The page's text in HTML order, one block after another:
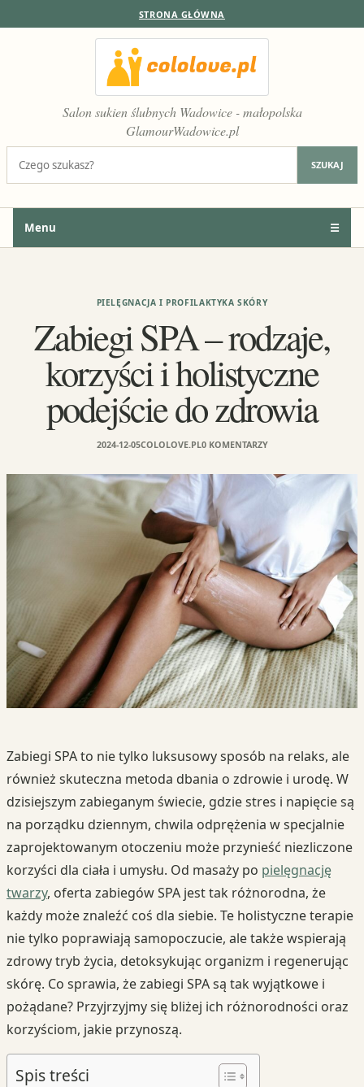
STRONA GŁÓWNA
Salon sukien ślubnych Wadowice - małopolska
GlamourWadowice.pl
SZUKAJ
Menu ☰
PIELĘGNACJA I PROFILAKTYKA SKÓRY
Zabiegi SPA – rodzaje,
korzyści i holistyczne
podejście do zdrowia
2024-12-05COLOLOVE.PL0 KOMENTARZY
Zabiegi SPA to nie tylko luksusowy sposób na relaks, ale
również skuteczna metoda dbania o zdrowie i urodę. W
dzisiejszym zabieganym świecie, gdzie stres i napięcie są
na porządku dziennym, chwila odprężenia w specjalnie
zaprojektowanym otoczeniu może przynieść niezliczone
korzyści dla ciała i umysłu. Od masaży po pielęgnację
twarzy, oferta zabiegów SPA jest tak różnorodna, że
każdy może znaleźć coś dla siebie. Te holistyczne terapie
nie tylko poprawiają samopoczucie, ale także wspierają
zdrowy tryb życia, detoksykując organizm i regenerując
skórę. Co sprawia, że zabiegi SPA są tak wyjątkowe i
pożądane? Przyjrzyjmy się bliżej ich różnorodności oraz
korzyściom, jakie przynoszą.
Spis treści